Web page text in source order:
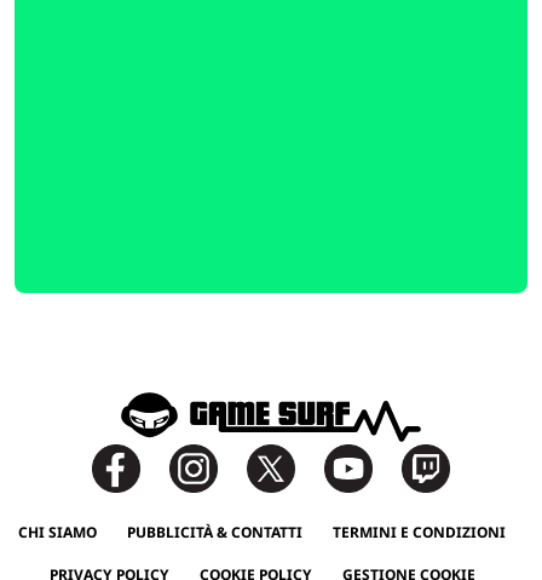
CHI SIAMO PUBBLICITÀ & CONTATTI TERMINI E CONDIZIONI
PRIVACY POLICY COOKIE POLICY GESTIONE COOKIE